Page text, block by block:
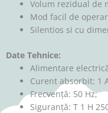
Volum rezidual de
Mod facil de
Silentios si cu
Date Tehnice:
Alimentare
Curent absorbit: 1
Frecvență: 50 Hz;
Siguranță: T 1 H